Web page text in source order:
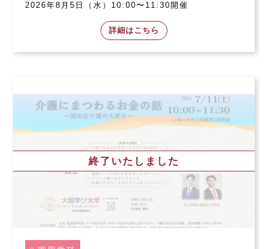
2026年8月5日（水）10:00〜11:30開催
詳細はこちら
終了いたしました